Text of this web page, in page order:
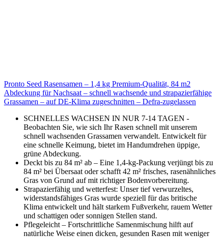
Pronto Seed Rasensamen – 1,4 kg Premium-Qualität, 84 m2
Abdeckung für Nachsaat – schnell wachsende und strapazierfähige
Grassamen – auf DE-Klima zugeschnitten – Defra-zugelassen
SCHNELLES WACHSEN IN NUR 7-14 TAGEN -
Beobachten Sie, wie sich Ihr Rasen schnell mit unserem
schnell wachsenden Grassamen verwandelt. Entwickelt für
eine schnelle Keimung, bietet im Handumdrehen üppige,
grüne Abdeckung.
Deckt bis zu 84 m² ab – Eine 1,4-kg-Packung verjüngt bis zu
84 m² bei Übersaat oder schafft 42 m² frisches, rasenähnliches
Gras von Grund auf mit richtiger Bodenvorbereitung.
Strapazierfähig und wetterfest: Unser tief verwurzeltes,
widerstandsfähiges Gras wurde speziell für das britische
Klima entwickelt und hält starkem Fußverkehr, rauem Wetter
und schattigen oder sonnigen Stellen stand.
Pflegeleicht – Fortschrittliche Samenmischung hilft auf
natürliche Weise einen dicken, gesunden Rasen mit weniger